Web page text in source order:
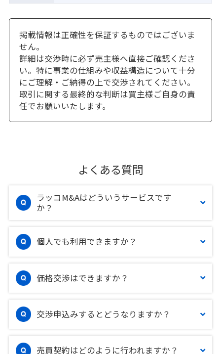
掲載情報は正確性を保証するものではございま
せん。
詳細は交渉時に必ず売主様へ直接ご確認くださ
い。特に事業の仕組みや収益構造について十分
にご理解・ご納得の上で交渉されてください。
取引に関する最終的な判断は買主様ご自身の責
任でお願いいたします。
よくある質問
ラッコM&Aはどういうサービスです
か？
個人でも利用できますか？
価格交渉はできますか？
交渉申込みするとどうなりますか？
売買契約はどのように行われますか？